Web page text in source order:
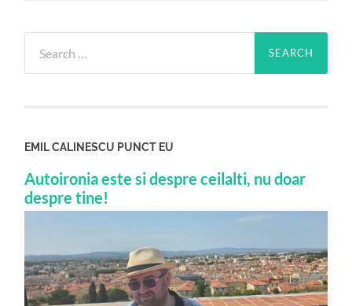
for:
EMIL CALINESCU PUNCT EU
Autoironia este si despre ceilalti, nu doar
despre tine!